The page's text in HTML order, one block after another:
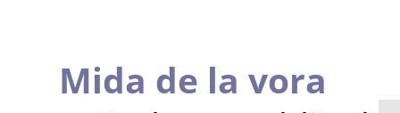
Mida de la vora